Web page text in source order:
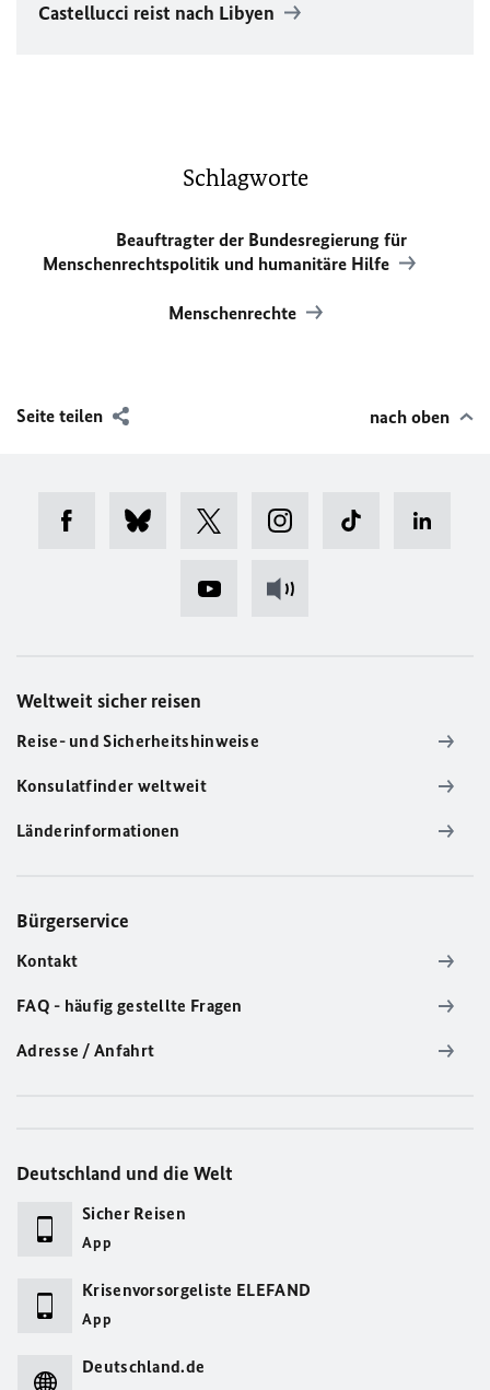
Castellucci reist nach Libyen
Schlagworte
Beauftragter der Bundesregierung für
Menschenrechtspolitik und humanitäre Hilfe
Menschenrechte
Seite teilen nach oben
Weltweit sicher reisen
Reise- und Sicherheitshinweise
Konsulatfinder weltweit
Länderinformationen
Bürgerservice
Kontakt
FAQ - häufig gestellte Fragen
Adresse / Anfahrt
Deutschland und die Welt
Sicher Reisen
App
Krisenvorsorgeliste ELEFAND
App
Deutschland.de